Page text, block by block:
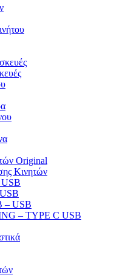
Original
Κινητών
– USB
– TYPE C USB